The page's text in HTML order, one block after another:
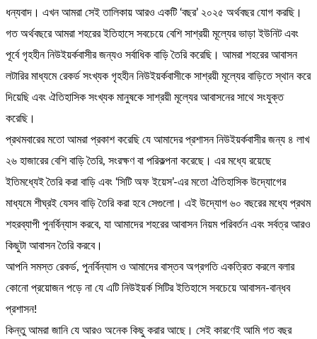
ধন্যবাদ। এখন আমরা সেই তালিকায় আরও একটি ‘বছর’ ২০২৫ অর্থবছর যোগ করছি।
গত অর্থবছরে আমরা শহরের ইতিহাসে সবচেয়ে বেশি সাশ্রয়ী মূল্যের ভাড়া ইউনিট এবং
পূর্বে গৃহহীন নিউইয়র্কবাসীর জন্যও সর্বাধিক বাড়ি তৈরি করেছি। আমরা শহরের আবাসন
লটারির মাধ্যমে রেকর্ড সংখ্যক গৃহহীন নিউইয়র্কবাসীকে সাশ্রয়ী মূল্যের বাড়িতে স্থান করে
দিয়েছি এবং ঐতিহাসিক সংখ্যক মানুষকে সাশ্রয়ী মূল্যের আবাসনের সাথে সংযুক্ত
করেছি।
প্রথমবারের মতো আমরা প্রকাশ করেছি যে আমাদের প্রশাসন নিউইয়র্কবাসীর জন্য ৪ লাখ
২৬ হাজারের বেশি বাড়ি তৈরি, সংরক্ষণ বা পরিকল্পনা করেছে। এর মধ্যে রয়েছে
ইতিমধ্যেই তৈরি করা বাড়ি এবং ‘সিটি অফ ইয়েস’-এর মতো ঐতিহাসিক উদ্যোগের
মাধ্যমে শীঘ্রই যেসব বাড়ি তৈরি করা হবে সেগুলো। এই উদ্যোগ ৬০ বছরের মধ্যে প্রথম
শহরব্যাপী পুনর্বিন্যাস করবে, যা আমাদের শহরের আবাসন নিয়ম পরিবর্তন এবং সর্বত্র আরও
কিছুটা আবাসন তৈরি করবে।
আপনি সমস্ত রেকর্ড, পুনর্বিন্যাস ও আমাদের বাস্তব অগ্রগতি একত্রিত করলে বলার
কোনো প্রয়োজন পড়ে না যে এটি নিউইয়র্ক সিটির ইতিহাসে সবচেয়ে আবাসন-বান্ধব
প্রশাসন!
কিন্তু আমরা জানি যে আরও অনেক কিছু করার আছে। সেই কারণেই আমি গত বছর